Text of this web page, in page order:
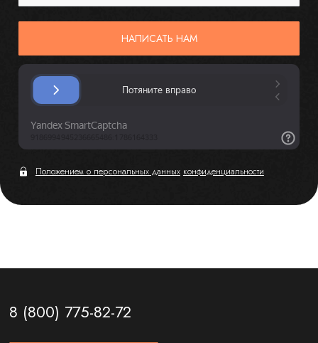
НАПИСАТЬ НАМ
Положением о персональных данных конфиденциальности
8 (800) 775-82-72